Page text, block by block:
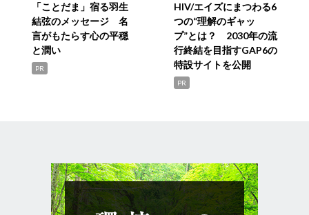
「ことだま」宿る羽生
結弦のメッセージ 名
言がもたらす心の平穏
と潤い
PR
HIV/エイズにまつわる6
つの“理解のギャッ
プ”とは？ 2030年の流
行終結を目指すGAP6の
特設サイトを公開
PR